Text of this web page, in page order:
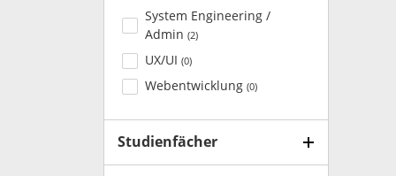
System Engineering /
Admin (2)
UX/UI (0)
Webentwicklung (0)
Studienfächer